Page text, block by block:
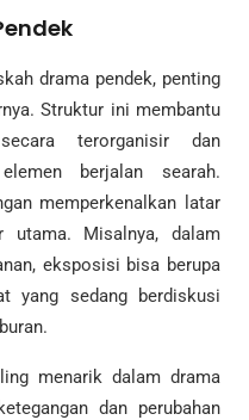
drama pendek, penting
Struktur ini membantu
terorganisir dan
berjalan searah.
memperkenalkan latar
utama. Misalnya, dalam
eksposisi bisa berupa
yang sedang berdiskusi
menarik dalam drama
dan perubahan